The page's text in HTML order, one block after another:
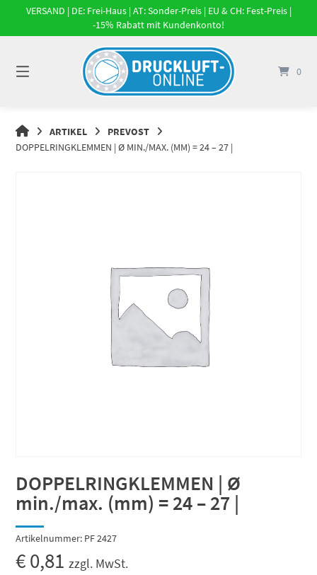
Springe
Inhalt
VERSAND | DE: Frei-Haus | AT: Sonder-Preis | EU & CH: Fest-Preis |
-15% Rabatt mit Kundenkonto!
0
DRUCKLUFT-
ONLINE
ARTIKEL
PREVOST
DOPPELRINGKLEMMEN | Ø MIN./MAX. (MM) = 24 – 27 |
DOPPELRINGKLEMMEN | Ø
min./max. (mm) = 24 – 27 |
Artikelnummer: PF 2427
€0,81 zzgl. MwSt.